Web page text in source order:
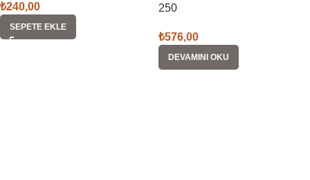
₺240,00
SEPETE EKLE
250
₺576,00
DEVAMINI OKU